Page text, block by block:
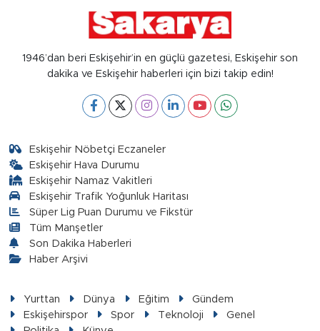
1946’dan beri Eskişehir’in en güçlü gazetesi, Eskişehir son
dakika ve Eskişehir haberleri için bizi takip edin!
Eskişehir Nöbetçi Eczaneler
Eskişehir Hava Durumu
Eskişehir Namaz Vakitleri
Eskişehir Trafik Yoğunluk Haritası
Süper Lig Puan Durumu ve Fikstür
Tüm Manşetler
Son Dakika Haberleri
Haber Arşivi
Yurttan Dünya Eğitim
Gündem
Eskişehirspor
Spor Teknoloji
Genel